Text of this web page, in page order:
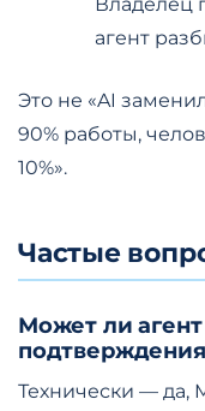
агент
Это не «AI
90% работы,
10%».
Частые
Может ли
Технически — да,